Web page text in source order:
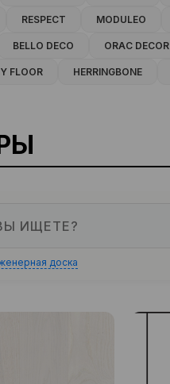
RESPECT MODULEO
BELLO DECO ORAC DECOR
FLOOR HERRINGBONE
доска